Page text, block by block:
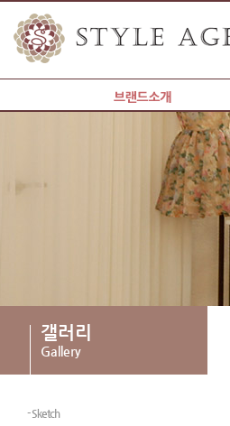
예약&문의
갤러리
Gallery
- Sketch